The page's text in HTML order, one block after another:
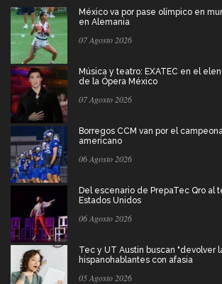
México va por pase olímpico en
en Alemania
07 Agosto 2026
Música y teatro: EXATEC en el
de la Ópera México
07 Agosto 2026
Borregos CCM van por el
americano
06 Agosto 2026
Del escenario de PrepaTec Qro al
Estados Unidos
06 Agosto 2026
Tec y UT Austin buscan "devolver
hispanohablantes con afasia
05 Agosto 2026